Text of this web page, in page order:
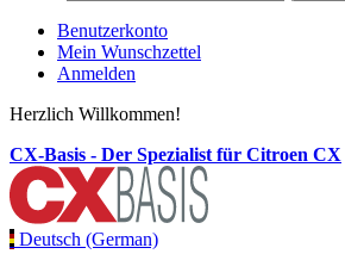
Benutzerkonto
Mein Wunschzettel
Anmelden
Herzlich Willkommen!
CX-Basis - Der Spezialist für Citroen CX
Deutsch (German)